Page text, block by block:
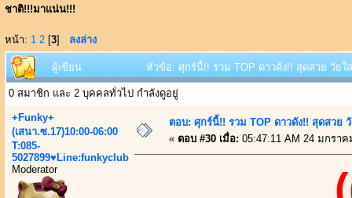
ชาติ!!!มาแน่น!!!
หน้า: 1 2 [3] ลงล่าง
ผู้เขียน หัวข้อ: ศุกร์นี้!! รวม TOP ดาวดัง!! สุดสวย วัย
0 สมาชิก และ 2 บุคคลทั่วไป กำลังดูอยู่
+Funky+
(เสนา.ซ.17)10:00-06:00
T:085-
5027899♥Line:funkyclub
Moderator
ตอบ: ศุกร์นี้!! รวม TOP ดาวดัง!! สุดสวย
« ตอบ #30 เมื่อ: 05:47:11 AM 24 มกราค